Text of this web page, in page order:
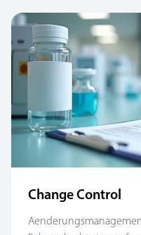
Change Control